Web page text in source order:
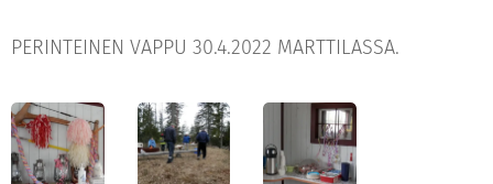
PERINTEINEN VAPPU 30.4.2022 MARTTILASSA.